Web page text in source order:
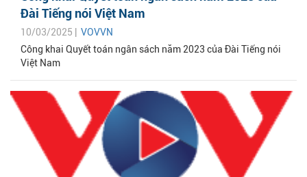
Đài Tiếng nói Việt Nam
10/03/2025 | VOVVN
Công khai Quyết toán ngân sách năm 2023 của Đài Tiếng nói
Việt Nam